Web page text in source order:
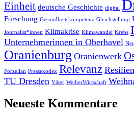
Einheit deutsche Geschichte digital
Forschung Gesundheitskompetenz Gleichstellung
Journalist*innen Klimakrise Klimawandel Krebs
Unternehmerinnen in Oberhavel
Oranienburg Oranienwerk
Porzellan Pressekodex Relevanz
TU Dresden Väter WeiberWirtschaft
Neueste Kommentare